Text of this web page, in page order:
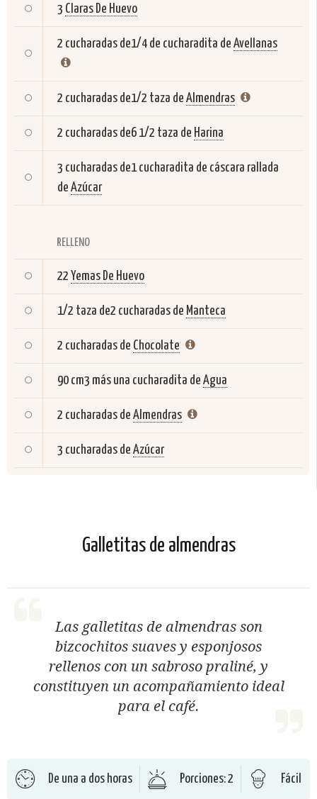
3 Claras De Huevo
2 cucharadas de1/4 de cucharadita de Avellanas
2 cucharadas de1/2 taza de Almendras
2 cucharadas de6 1/2 taza de Harina
3 cucharadas de1 cucharadita de cáscara rallada
de Azúcar
RELLENO
22 Yemas De Huevo
1/2 taza de2 cucharadas de Manteca
2 cucharadas de Chocolate
90 cm3 más una cucharadita de Agua
2 cucharadas de Almendras
3 cucharadas de Azúcar
Galletitas de almendras
Las galletitas de almendras son
bizcochitos suaves y esponjosos
rellenos con un sabroso praliné, y
constituyen un acompañamiento ideal
para el café.
De una a dos horas Porciones: 2 Fácil